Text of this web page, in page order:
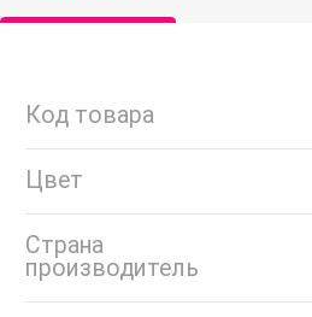
Код товара
Цвет
Страна
производитель